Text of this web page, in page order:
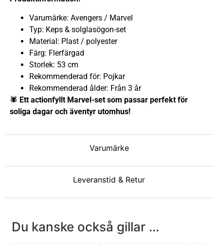
Varumärke
Leveranstid & Retur
Varumärke: Avengers / Marvel
Typ: Keps & solglasögon-set
Material: Plast / polyester
Färg: Flerfärgad
Storlek: 53 cm
Rekommenderad för: Pojkar
Rekommenderad ålder: Från 3 år
🕷️ Ett actionfyllt Marvel-set som passar perfekt för
soliga dagar och äventyr utomhus!
Du kanske också gillar ...